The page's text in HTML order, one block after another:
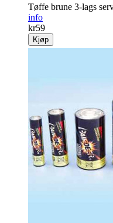
Tøffe brune 3-lags
info
kr59
Kjøp